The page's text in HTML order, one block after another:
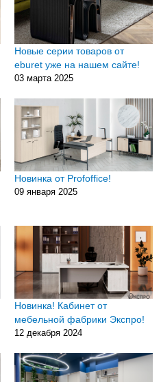
Новые серии товаров от
eburet уже на нашем сайте!
03 марта 2025
Новинка от Profoffice!
09 января 2025
Новинка! Кабинет от
мебельной фабрики Экспро!
12 декабря 2024